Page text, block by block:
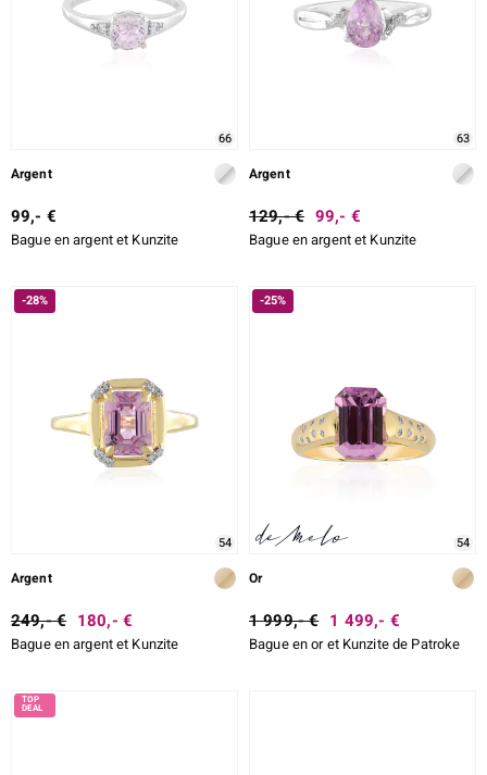
66
Argent
99,- €
Bague en argent et Kunzite
63
Argent
129,- € 99,- €
Bague en argent et Kunzite
-28%
54
Argent
249,- € 180,- €
Bague en argent et Kunzite
-25%
54
Or
1 999,- € 1 499,- €
Bague en or et Kunzite de Patroke